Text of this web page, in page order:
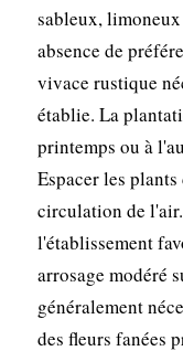
sableux,
absence de
vivace rustique
établie. La
printemps ou à
Espacer les
circulation de
l'établissement
arrosage modéré
généralement
des fleurs fanées